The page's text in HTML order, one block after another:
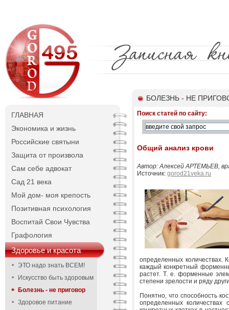
ГЛАВНАЯ
Экономика и жизнь
Российские святыни
Защита от произвола
Сам себе адвокат
Сад 21 века
Мой дом- моя крепость
Позитивная психология
Воспитай Свои Чувства
Графология
Здоровье и красота
ЭТО надо знать ВСЕМ!
Искусство быть здоровым
Болезнь - не приговор
Здоровое питание
БОЛЕЗНЬ - НЕ
Поиск статей по сайту:
Общий анализ крови
Автор: Алексей АРТЕМЬЕВ,
Источник: gorod21veka.ru
определенных количествах.
каждый конкретный
растет. Т. е. форменные
степени зрелости и ряду
Понятно, что способность
определенных